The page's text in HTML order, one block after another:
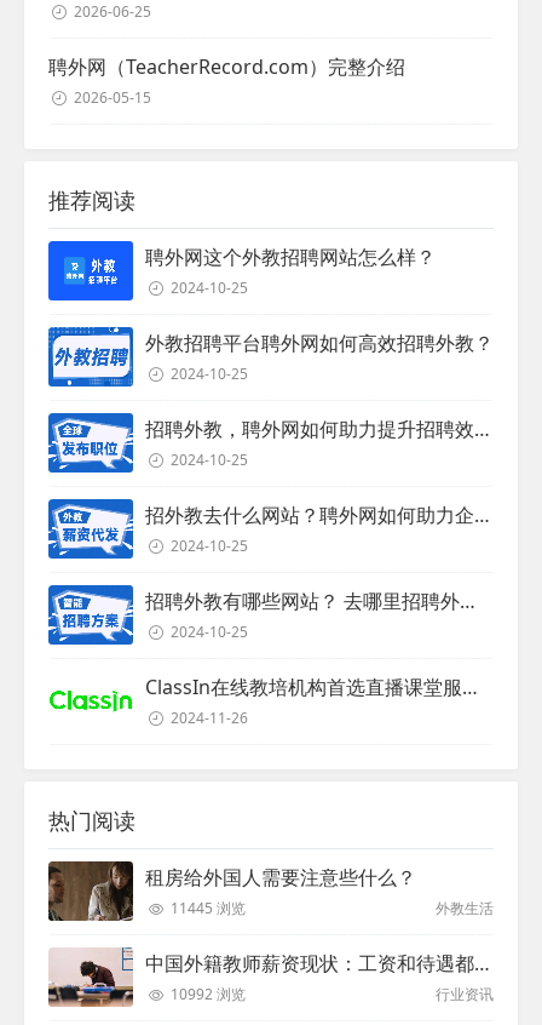
2026-06-25
聘外网（TeacherRecord.com）完整介绍
2026-05-15
推荐阅读
聘外网这个外教招聘网站怎么样？
2024-10-25
外教招聘平台聘外网如何高效招聘外教？
2024-10-25
招聘外教，聘外网如何助力提升招聘效率？
2024-10-25
招外教去什么网站？聘外网如何助力企业外教招聘
2024-10-25
招聘外教有哪些网站？ 去哪里招聘外教？
2024-10-25
ClassIn在线教培机构首选直播课堂服务商
2024-11-26
热门阅读
租房给外国人需要注意些什么？
11445 浏览 外教生活
中国外籍教师薪资现状：工资和待遇都非常高
10992 浏览 行业资讯